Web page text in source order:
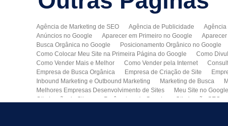
Agência de Marketing de SEO Agência de Publicidade Agência
Anúncios no Google
Aparecer em Primeiro no Google
Busca Orgânica no Google
Posicionamento Orgânico no Google
Como Colocar Meu Site na Primeira Página do Google
Como
Como Vender Mais e Melhor
Como Vender pela Internet
Empresa de Busca Orgânica
Empresa de Criação de Site
Inbound Marketing e Outbound Marketing
Marketing de Busca
Melhores Empresas Desenvolvimento de Sites
Meu Site no Google
Otimização de Sites nos Parâmetros do Google
Otimização SEO